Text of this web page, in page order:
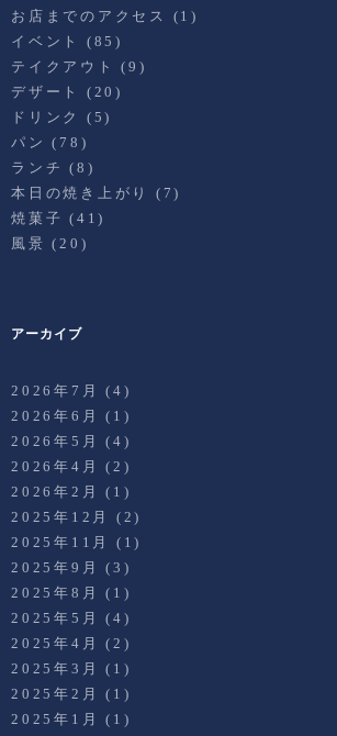
お店までのアクセス
(1)
イベント
(85)
テイクアウト
(9)
デザート
(20)
ドリンク
(5)
パン (78)
ランチ (8)
本日の焼き上がり
(7)
焼菓子 (41)
風景 (20)
アーカイブ
2026年7月
(4)
2026年6月
(1)
2026年5月
(4)
2026年4月
(2)
2026年2月
(1)
2025年12月
(2)
2025年11月
(1)
2025年9月
(3)
2025年8月
(1)
2025年5月
(4)
2025年4月
(2)
2025年3月
(1)
2025年2月
(1)
2025年1月
(1)